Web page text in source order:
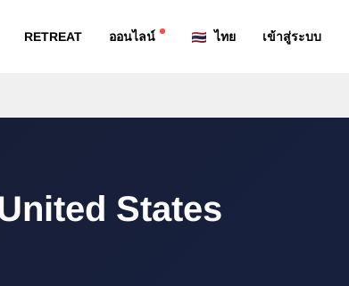
RETREAT ออนไลน์ ไทย เข้าสู่ระบบ
States